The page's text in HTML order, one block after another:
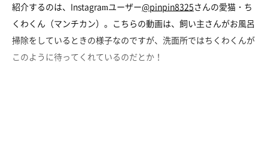
紹介するのは、Instagramユーザー@pinpin8325さんの愛猫・ち
くわくん（マンチカン）。こちらの動画は、飼い主さんがお風呂
掃除をしているときの様子なのですが、洗面所ではちくわくんが
このように待ってくれているのだとか！